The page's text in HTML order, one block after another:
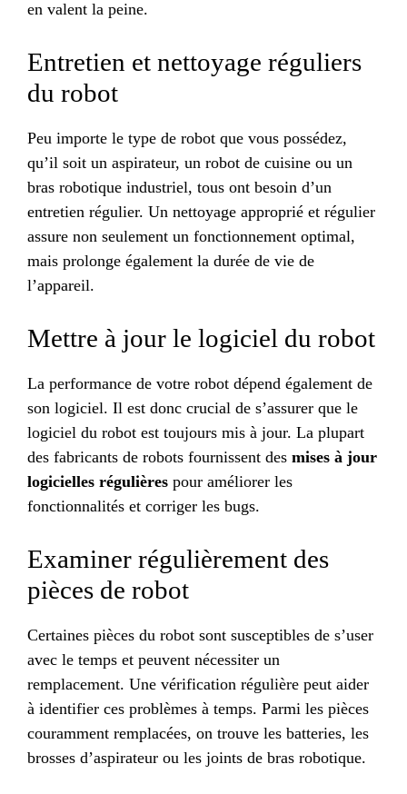
en valent la peine.
Entretien et nettoyage réguliers
du robot
Peu importe le type de robot que vous possédez,
qu’il soit un aspirateur, un robot de cuisine ou un
bras robotique industriel, tous ont besoin d’un
entretien régulier. Un nettoyage approprié et régulier
assure non seulement un fonctionnement optimal,
mais prolonge également la durée de vie de
l’appareil.
Mettre à jour le logiciel du robot
La performance de votre robot dépend également de
son logiciel. Il est donc crucial de s’assurer que le
logiciel du robot est toujours mis à jour. La plupart
des fabricants de robots fournissent des mises à jour
logicielles régulières pour améliorer les
fonctionnalités et corriger les bugs.
Examiner régulièrement des
pièces de robot
Certaines pièces du robot sont susceptibles de s’user
avec le temps et peuvent nécessiter un
remplacement. Une vérification régulière peut aider
à identifier ces problèmes à temps. Parmi les pièces
couramment remplacées, on trouve les batteries, les
brosses d’aspirateur ou les joints de bras robotique.